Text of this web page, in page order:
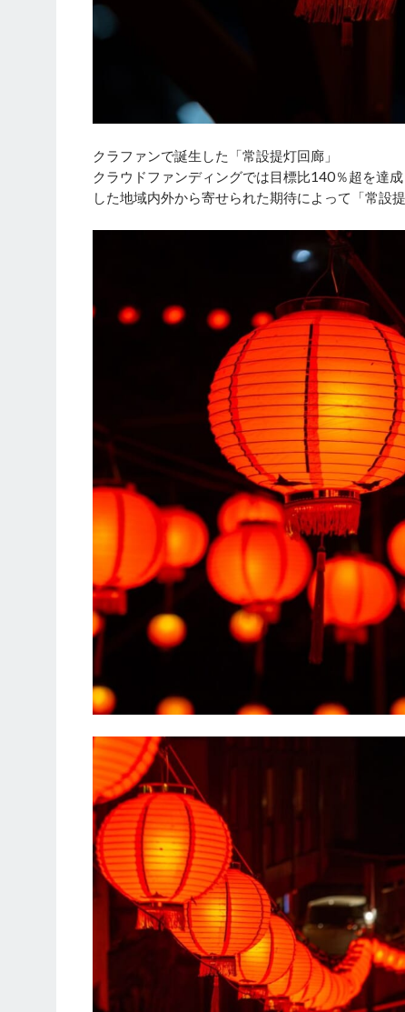
クラファンで誕生した「常設提灯回廊」
クラウドファンディングでは目標比140％超を達
した地域内外から寄せられた期待によって「常設